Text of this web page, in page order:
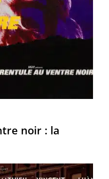
noir : la